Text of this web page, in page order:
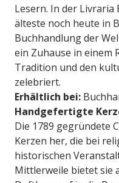
Lesern. In der Livraria
älteste noch heute in
Buchhandlung der
ein Zuhause in einem
Tradition und den
zelebriert.
Erhältlich bei:
Handgefertigte
Die 1789 gegründete
Kerzen her, die bei
historischen
Mittlerweile bietet sie